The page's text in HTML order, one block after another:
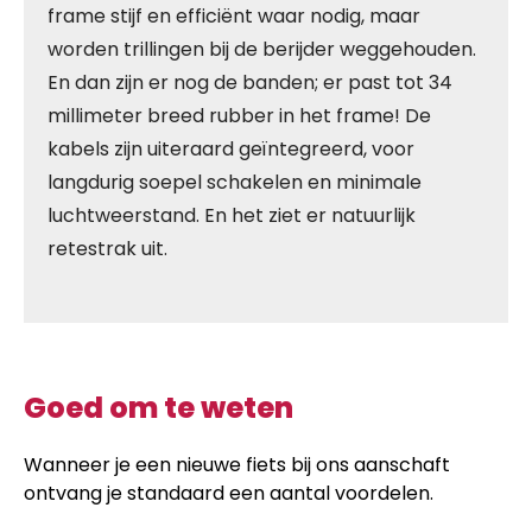
frame stijf en efficiënt waar nodig, maar
worden trillingen bij de berijder weggehouden.
En dan zijn er nog de banden; er past tot 34
millimeter breed rubber in het frame! De
kabels zijn uiteraard geïntegreerd, voor
langdurig soepel schakelen en minimale
luchtweerstand. En het ziet er natuurlijk
retestrak uit.
Goed om te weten
Wanneer je een nieuwe fiets bij ons aanschaft
ontvang je standaard een aantal voordelen.